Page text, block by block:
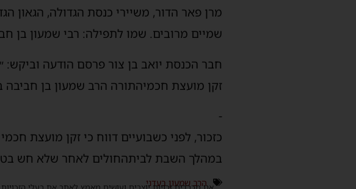
מרן פאר הדור, משיירי כנסת הגדולה, הגאון
שמיים מרובים. שמו לתפילה: רבי שמעון בן
חבר הכנסת יואב בן צור פרסם הודעה וביקש:
זקן מועצת חכמיהתורה הרב שמעון בן חביבה
-
כזכור, לפני כשבועיים דווח כי זקן מועצת חכמי
במהלך השבת לביתהחולים לאחר שלא חש
הרב שמעון בעדני